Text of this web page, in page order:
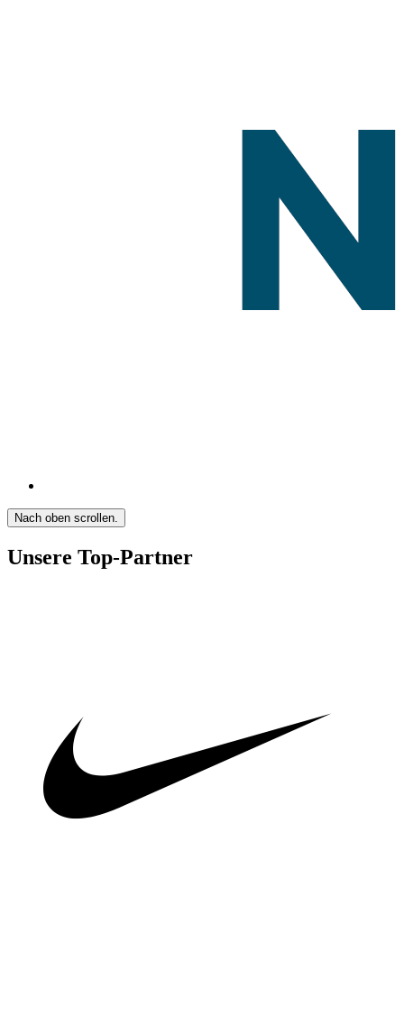
Nach oben scrollen.
Unsere Top-Partner